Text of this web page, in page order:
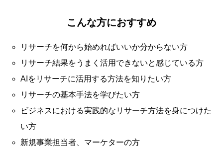
こんな方におすすめ
リサーチを何から始めればいいか分からない方
リサーチ結果をうまく活用できないと感じている方
AIをリサーチに活用する方法を知りたい方
リサーチの基本手法を学びたい方
ビジネスにおける実践的なリサーチ方法を身につけた
い方
新規事業担当者、マーケターの方